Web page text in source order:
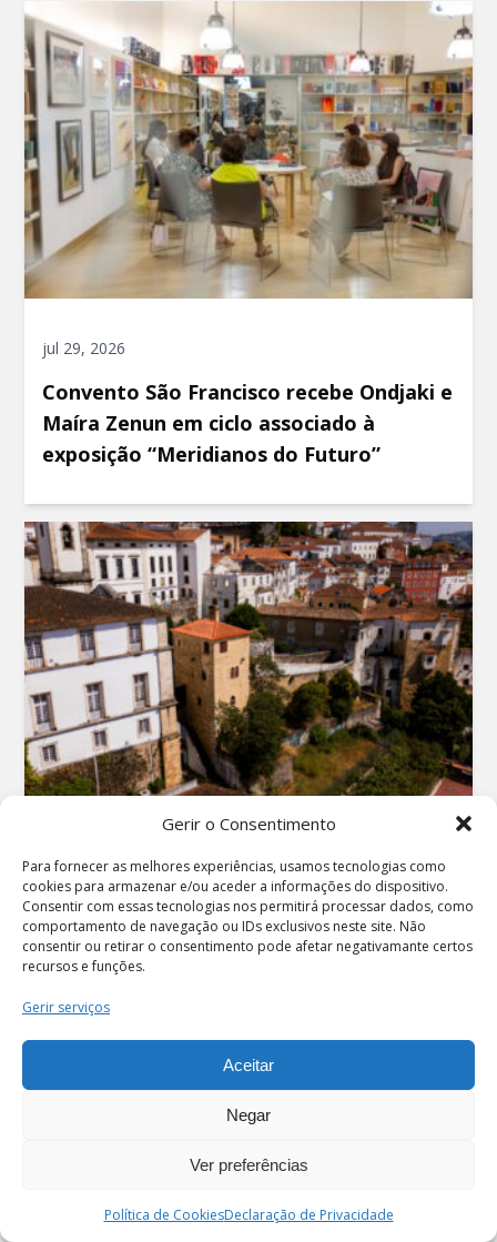
Gerir o Consentimento
Para fornecer as melhores experiências, usamos tecnologias como
cookies para armazenar e/ou aceder a informações do dispositivo.
Consentir com essas tecnologias nos permitirá processar dados, como
comportamento de navegação ou IDs exclusivos neste site. Não
consentir ou retirar o consentimento pode afetar negativamante certos
recursos e funções.
Gerir serviços
Aceitar
Negar
Ver preferências
Política de CookiesDeclaração de Privacidade
jul 29, 2026
Convento São Francisco recebe Ondjaki e
Maíra Zenun em ciclo associado à
exposição “Meridianos do Futuro”
jul 28, 2026
Museu Municipal convida a descobrir os
seus núcleos e mantém programa de
férias durante agosto